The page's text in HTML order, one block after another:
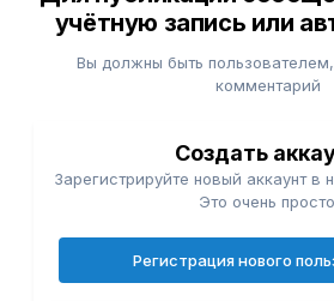
учётную запись или
Вы должны быть пользователем,
комментарий
Создать
Зарегистрируйте новый аккаунт
Это очень
Регистрация нового